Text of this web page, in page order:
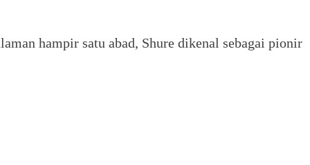
hampir satu abad, Shure dikenal sebagai pionir